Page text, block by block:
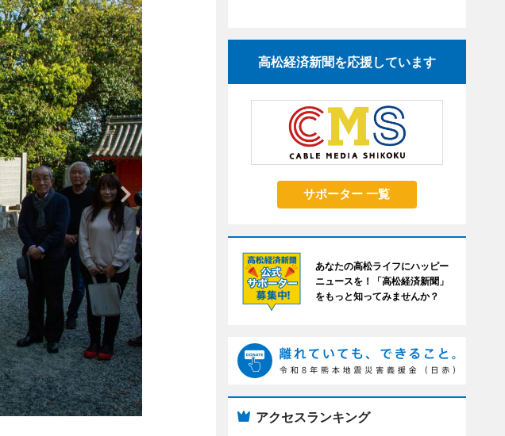
高松経済新聞を応援しています
サポーター 一覧
あなたの高松ライフにハッピー
ニュースを！「高松経済新聞」
をもっと知ってみませんか？
アクセスランキング